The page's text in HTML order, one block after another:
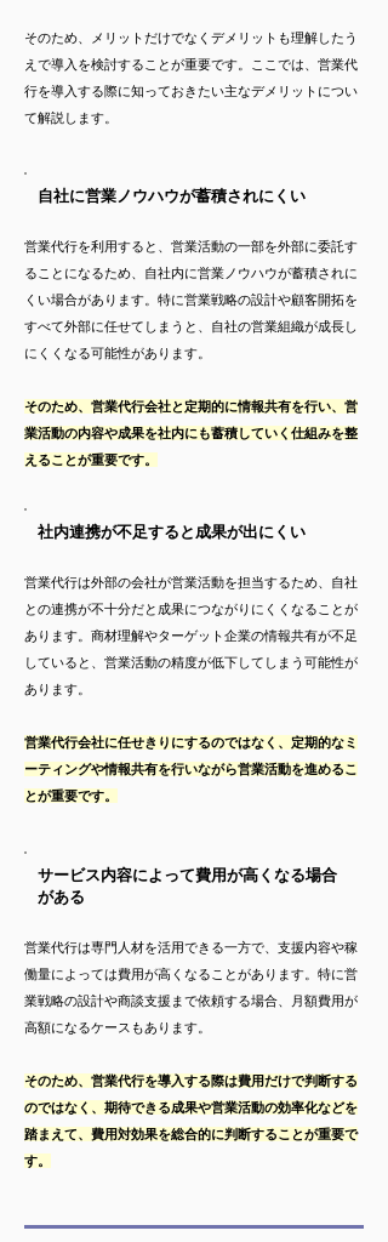
そのため、メリットだけでなくデメリットも理解したう
えで導入を検討することが重要です。ここでは、営業代
行を導入する際に知っておきたい主なデメリットについ
て解説します。
自社に営業ノウハウが蓄積されにくい
営業代行を利用すると、営業活動の一部を外部に委託す
ることになるため、自社内に営業ノウハウが蓄積されに
くい場合があります。特に営業戦略の設計や顧客開拓を
すべて外部に任せてしまうと、自社の営業組織が成長し
にくくなる可能性があります。
そのため、営業代行会社と定期的に情報共有を行い、営
業活動の内容や成果を社内にも蓄積していく仕組みを整
えることが重要です。
社内連携が不足すると成果が出にくい
営業代行は外部の会社が営業活動を担当するため、自社
との連携が不十分だと成果につながりにくくなることが
あります。商材理解やターゲット企業の情報共有が不足
していると、営業活動の精度が低下してしまう可能性が
あります。
営業代行会社に任せきりにするのではなく、定期的なミ
ーティングや情報共有を行いながら営業活動を進めるこ
とが重要です。
サービス内容によって費用が高くなる場合
がある
営業代行は専門人材を活用できる一方で、支援内容や稼
働量によっては費用が高くなることがあります。特に営
業戦略の設計や商談支援まで依頼する場合、月額費用が
高額になるケースもあります。
そのため、営業代行を導入する際は費用だけで判断する
のではなく、期待できる成果や営業活動の効率化などを
踏まえて、費用対効果を総合的に判断することが重要で
す。